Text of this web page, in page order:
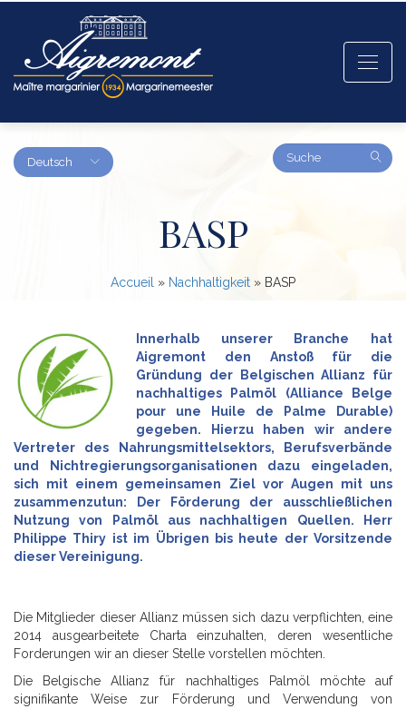
Deutsch
Amount
(in
BASP
Accueil » Nachhaltigkeit » BASP
Innerhalb unserer Branche hat
Aigremont den Anstoß für die
Gründung der Belgischen Allianz für
nachhaltiges Palmöl (Alliance Belge
pour une Huile de Palme Durable)
gegeben. Hierzu haben wir andere
Vertreter des Nahrungsmittelsektors, Berufsverbände
und Nichtregierungsorganisationen dazu eingeladen,
sich mit einem gemeinsamen Ziel vor Augen mit uns
zusammenzutun: Der Förderung der ausschließlichen
Nutzung von Palmöl aus nachhaltigen Quellen. Herr
Philippe Thiry ist im Übrigen bis heute der Vorsitzende
dieser Vereinigung.
Die Mitglieder dieser Allianz müssen sich dazu verpflichten, eine
2014 ausgearbeitete Charta einzuhalten, deren wesentliche
Forderungen wir an dieser Stelle vorstellen möchten.
Die Belgische Allianz für nachhaltiges Palmöl möchte auf
signifikante Weise zur Förderung und Verwendung von